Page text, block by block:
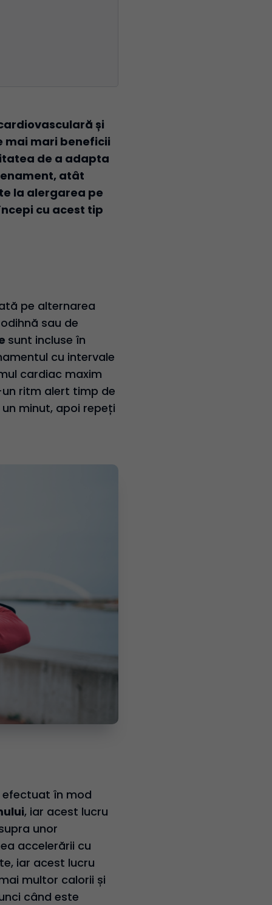
și
mai mari beneficii
de a adapta
atât
la alergarea pe
cu acest tip
pe alternarea
sau de
sunt incluse în
cu intervale
cardiac maxim
un ritm alert timp de
minut, apoi repeți
în mod
, iar acest lucru
unor
accelerării cu
iar acest lucru
multor calorii și
când este